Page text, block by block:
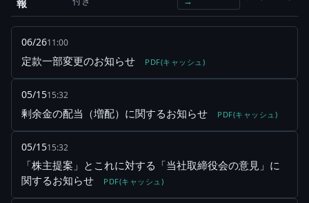
報
06/2611:00
定款一部変更のお知らせ PDF(キャッシュ)
05/1515:32
剰余金の配当（増配）に関するお知らせ PDF(キャッシュ)
05/1515:32
「株主提案」とこれに対する「当社取締役会の意見」に
関するお知らせ
PDF(キャッシュ)